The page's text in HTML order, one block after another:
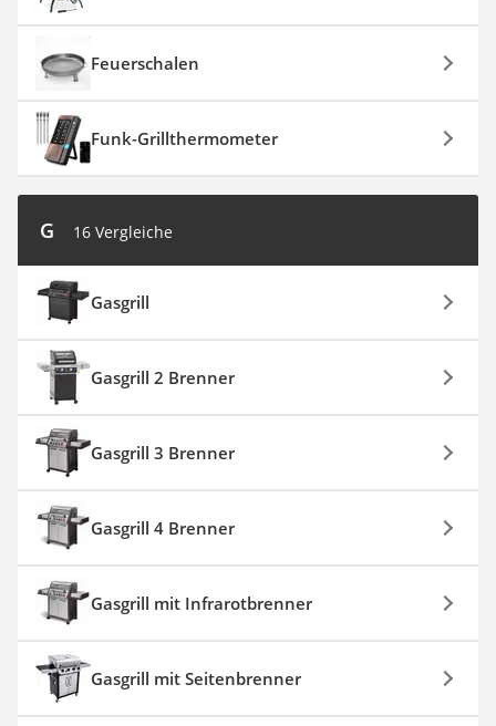
Feuerschalen
Funk-Grillthermometer
G 16 Vergleiche
Gasgrill
Gasgrill 2 Brenner
Gasgrill 3 Brenner
Gasgrill 4 Brenner
Gasgrill mit Infrarotbrenner
Gasgrill mit Seitenbrenner